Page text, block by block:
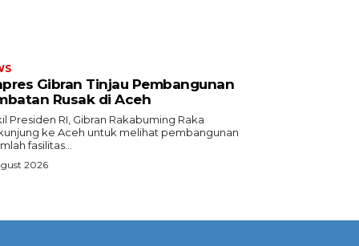
Gibran Tinjau Pembangunan
Rusak di Aceh
Presiden RI, Gibran Rakabuming Raka
ke Aceh untuk melihat pembangunan
fasilitas...
2026